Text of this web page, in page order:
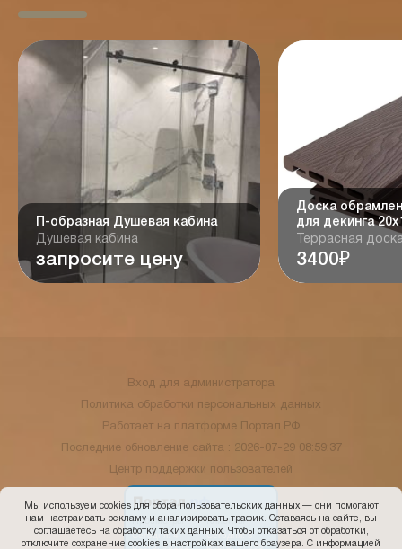
Мы используем cookies для сбора пользовательских данных — они помогают
нам настраивать рекламу и анализировать трафик. Оставаясь на сайте, вы
соглашаетесь на обработку таких данных. Чтобы отказаться от обработки,
отключите сохранение cookies в настройках вашего браузера. С информацией
П-образная Душевая кабина
Душевая кабина
запросите цену
Доска
для декинга
Террасная
3400₽
Вход для администратора
Политика обработки персональных данных
Работает на платформе
Портал.РФ
Последние обновление сайта : 2026-07-29 08:59:37
Центр поддержки пользователей